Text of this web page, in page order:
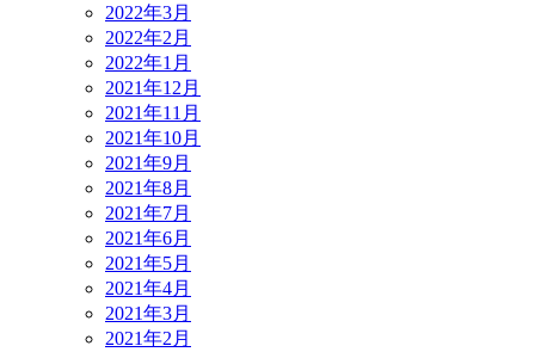
2022年3月
2022年2月
2022年1月
2021年12月
2021年11月
2021年10月
2021年9月
2021年8月
2021年7月
2021年6月
2021年5月
2021年4月
2021年3月
2021年2月